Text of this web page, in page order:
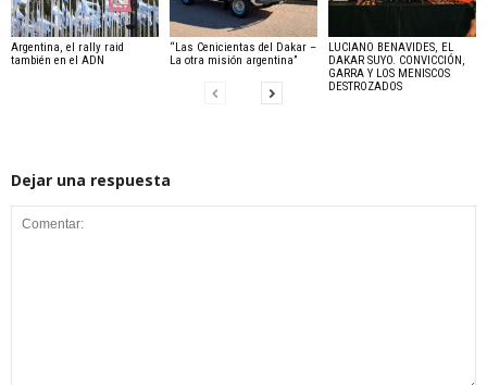
Argentina, el rally raid
también en el ADN
“Las Cenicientas del Dakar –
La otra misión argentina”
LUCIANO BENAVIDES, EL
DAKAR SUYO. CONVICCIÓN,
GARRA Y LOS MENISCOS
DESTROZADOS
Dejar una respuesta